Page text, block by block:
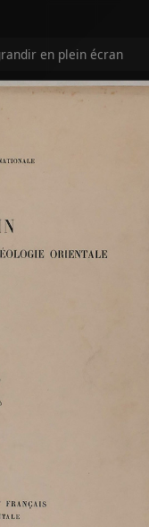
en plein écran